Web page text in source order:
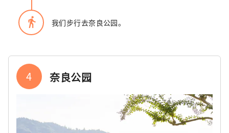
directions_walk 我们步行去奈良公园。
4 奈良公园